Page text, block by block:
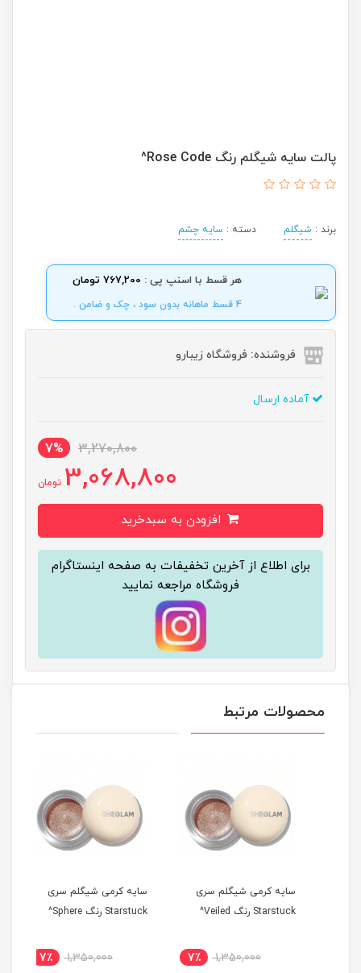
پالت سایه شیگلم رنگ Rose Code^
برند : شیگلم دسته : سایه چشم
هر قسط با اسنپ پی : 767,200 تومان
4 قسط ماهانه بدون سود ، چک و ضامن .
فروشنده: فروشگاه زیبارو
آماده ارسال
3,270,800
7%
3,068,800 تومان
برای اطلاع از آخرین تخفیفات به صفحه اینستاگرام
فروشگاه مراجعه نمایید
محصولات مرتبط
سایه کرمی شیگلم سری
Starstuck رنگ Veiled^
1,350,000 7٪
سایه کرمی شیگلم سری
Starstuck رنگ Sphere^
1,350,000 7٪